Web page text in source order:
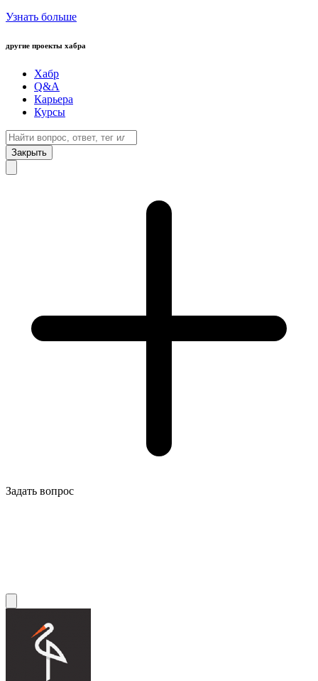
Узнать больше
другие проекты хабра
Хабр
Q&A
Карьера
Курсы
Закрыть
Задать вопрос